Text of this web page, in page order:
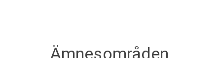
Ämnesområden